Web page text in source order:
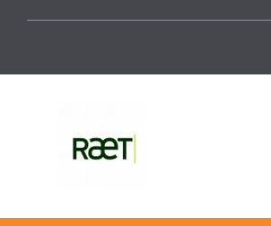
Overige marktsegmenten
People Analytics